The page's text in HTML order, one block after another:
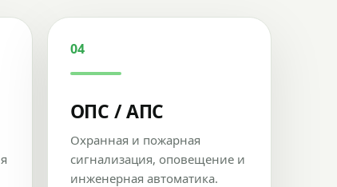
04
ОПС / АПС
Охранная и пожарная
сигнализация, оповещение и
инженерная автоматика.